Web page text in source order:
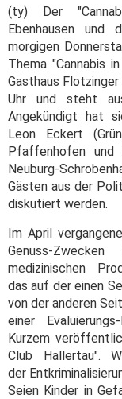
(ty) Der
Ebenhausen und
morgigen
Thema "Cannabis
Gasthaus
Uhr und steht
Angekündigt hat
Leon Eckert
Pfaffenhofen und
Neuburg-
Gästen aus der
diskutiert werden.
Im April
Genuss-
medizinischen
das auf der einen
von der anderen
einer
Kurzem
Club Hallertau".
der
Seien Kinder in